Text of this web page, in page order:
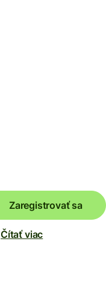
Zaregistrovať sa
Čítať viac